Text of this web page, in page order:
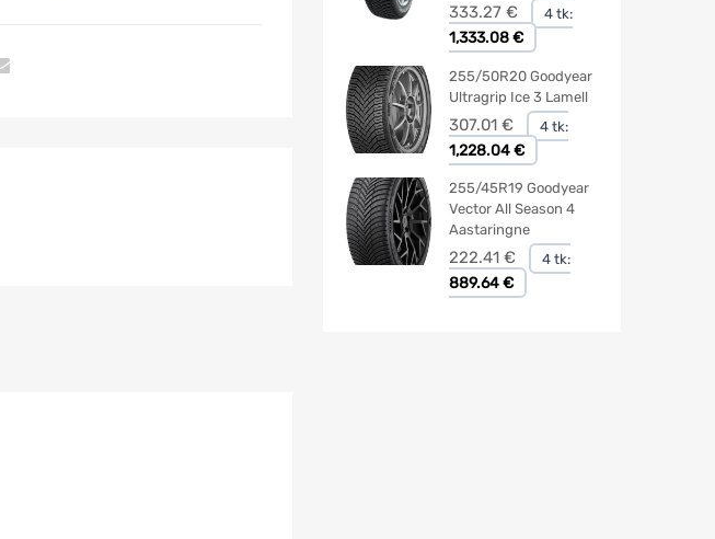
333.27 € 4 tk:
1,333.08 €
255/50R20 Goodyear
Ultragrip Ice 3 Lamell
307.01 € 4 tk:
1,228.04 €
255/45R19 Goodyear
Vector All Season 4
Aastaringne
222.41 € 4 tk:
889.64 €